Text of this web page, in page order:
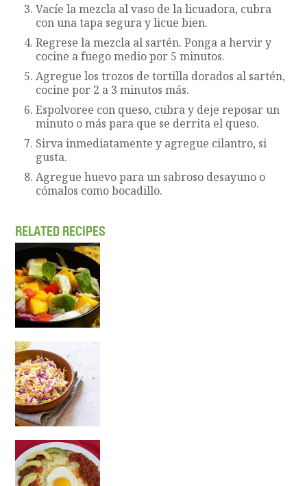
Vacíe la mezcla al vaso de la licuadora, cubra
con una tapa segura y licue bien.
Regrese la mezcla al sartén. Ponga a hervir y
cocine a fuego medio por 5 minutos.
Agregue los trozos de tortilla dorados al sartén,
cocine por 2 a 3 minutos más.
Espolvoree con queso, cubra y deje reposar un
minuto o más para que se derrita el queso.
Sirva inmediatamente y agregue cilantro, si
gusta.
Agregue huevo para un sabroso desayuno o
cómalos como bocadillo.
RELATED RECIPES